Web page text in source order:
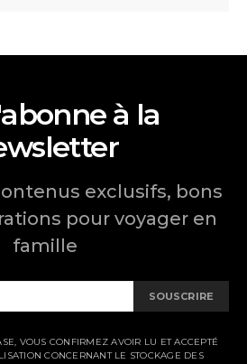
à la
exclusifs, bons
pour voyager en
famille
SOUSCRIRE
VOUS CONFIRMEZ AVOIR LU ET ACCEPTÉ
CONCERNANT LE STOCKAGE DES